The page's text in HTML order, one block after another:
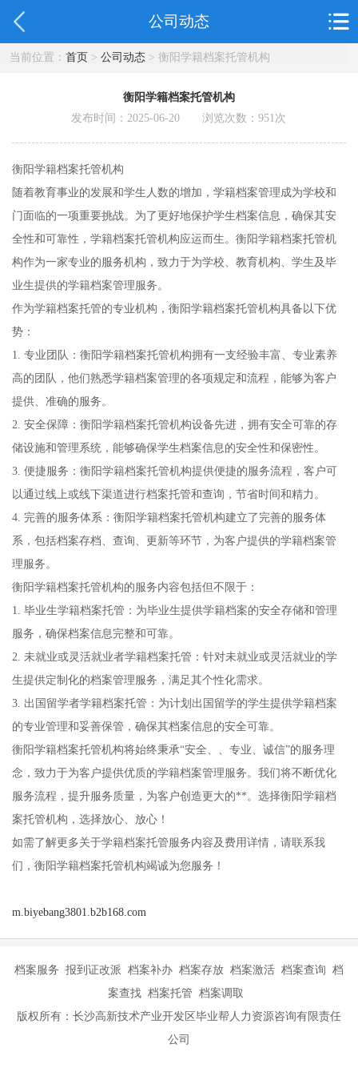
公司动态
当前位置： 首页> 公司动态> 衡阳学籍档案托管机构
衡阳学籍档案托管机构
发布时间：2025-06-20 浏览次数：951次
衡阳学籍档案托管机构
随着教育事业的发展和学生人数的增加，学籍档案管理成为学校和
门面临的一项重要挑战。为了更好地保护学生档案信息，确保其安
全性和可靠性，学籍档案托管机构应运而生。衡阳学籍档案托管机
构作为一家专业的服务机构，致力于为学校、教育机构、学生及毕
业生提供的学籍档案管理服务。
作为学籍档案托管的专业机构，衡阳学籍档案托管机构具备以下优
势：
1. 专业团队：衡阳学籍档案托管机构拥有一支经验丰富、专业素养
高的团队，他们熟悉学籍档案管理的各项规定和流程，能够为客户
提供、准确的服务。
2. 安全保障：衡阳学籍档案托管机构设备先进，拥有安全可靠的存
储设施和管理系统，能够确保学生档案信息的安全性和保密性。
3. 便捷服务：衡阳学籍档案托管机构提供便捷的服务流程，客户可
以通过线上或线下渠道进行档案托管和查询，节省时间和精力。
4. 完善的服务体系：衡阳学籍档案托管机构建立了完善的服务体
系，包括档案存档、查询、更新等环节，为客户提供的学籍档案管
理服务。
衡阳学籍档案托管机构的服务内容包括但不限于：
1. 毕业生学籍档案托管：为毕业生提供学籍档案的安全存储和管理
服务，确保档案信息完整和可靠。
2. 未就业或灵活就业者学籍档案托管：针对未就业或灵活就业的学
生提供定制化的档案管理服务，满足其个性化需求。
3. 出国留学者学籍档案托管：为计划出国留学的学生提供学籍档案
的专业管理和妥善保管，确保其档案信息的安全可靠。
衡阳学籍档案托管机构将始终秉承“安全、、专业、诚信”的服务理
念，致力于为客户提供优质的学籍档案管理服务。我们将不断优化
服务流程，提升服务质量，为客户创造更大的**。选择衡阳学籍档
案托管机构，选择放心、放心！
如需了解更多关于学籍档案托管服务内容及费用详情，请联系我
们，衡阳学籍档案托管机构竭诚为您服务！
m.biyebang3801.b2b168.com
档案服务 报到证改派 档案补办 档案存放 档案激活 档案查询 档
案查找 档案托管 档案调取
版权所有：长沙高新技术产业开发区毕业帮人力资源咨询有限责任
公司